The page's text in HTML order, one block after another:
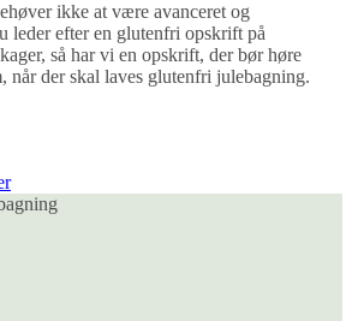
ikke at være avanceret og
leder efter en glutenfri opskrift på
så har vi en opskrift, der bør høre
når der skal laves glutenfri julebagning.